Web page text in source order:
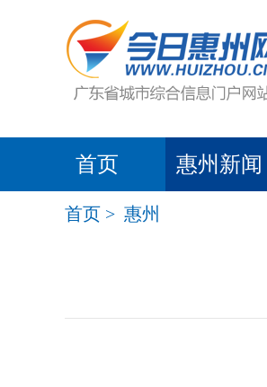
首页 惠州新闻
首页 > 惠州